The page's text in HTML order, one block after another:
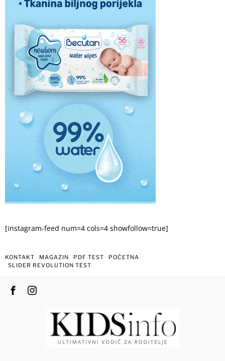
[instagram-feed num=4 cols=4 showfollow=true]
KONTAKT MAGAZIN PDF TEST
POČETNA
SLIDER REVOLUTION TEST